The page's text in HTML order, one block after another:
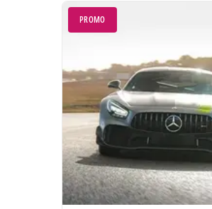
PROMO